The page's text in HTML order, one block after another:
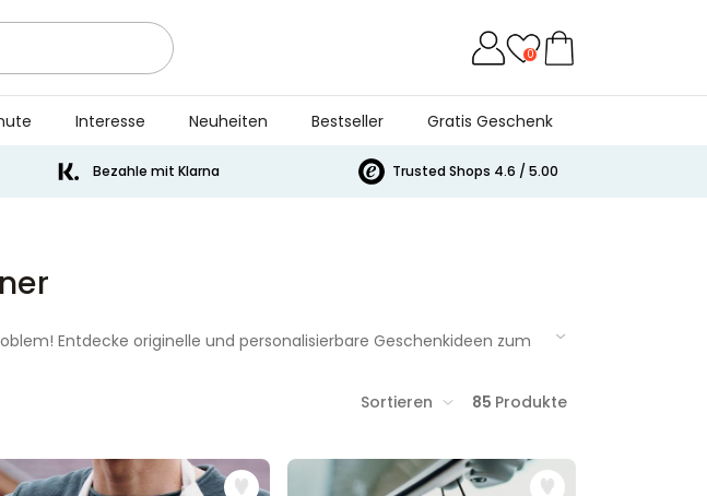
Text
0
Interesse Neuheiten Bestseller Gratis Geschenk
Bezahle mit Klarna Trusted Shops 4.6 / 5.00
Entdecke originelle und personalisierbare Geschenkideen zum
Sortieren 85 Produkte